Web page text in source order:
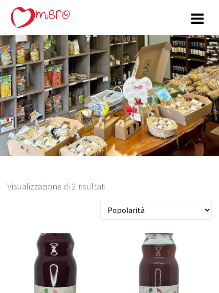
Visualizzazione di 2 risultati